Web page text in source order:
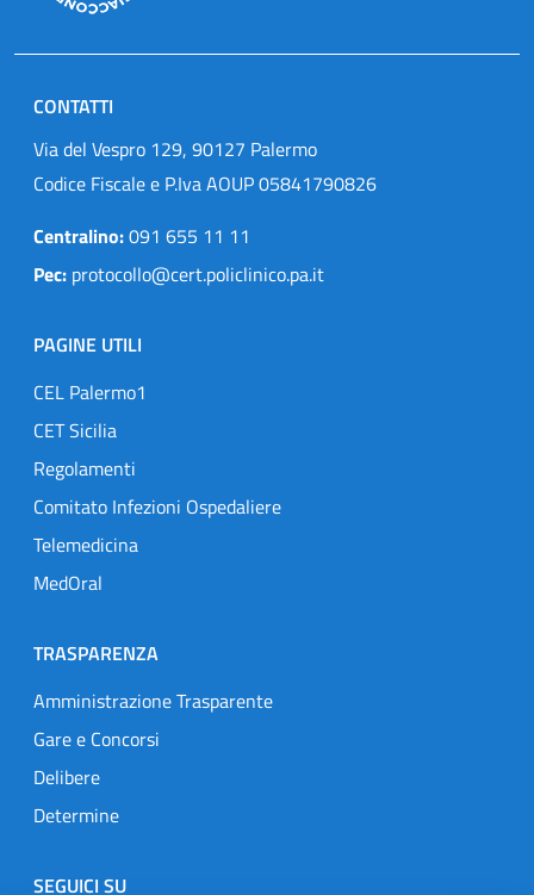
CONTATTI
Via del Vespro 129, 90127 Palermo
Codice Fiscale e P.Iva AOUP 05841790826
Centralino:091 655 11 11
Pec: protocollo@cert.policlinico.pa.it
PAGINE UTILI
CEL Palermo1
CET Sicilia
Regolamenti
Comitato Infezioni Ospedaliere
Telemedicina
MedOral
TRASPARENZA
Amministrazione Trasparente
Gare e Concorsi
Delibere
Determine
SEGUICI SU